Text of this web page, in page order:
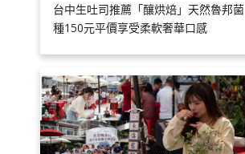
台中生吐司推薦「釀烘焙」天然魯邦菌
種150元平價享受柔軟奢華口感